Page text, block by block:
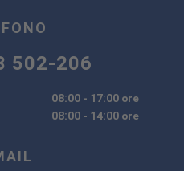
502-206
08:00 - 17:00 ore
08:00 - 14:00 ore